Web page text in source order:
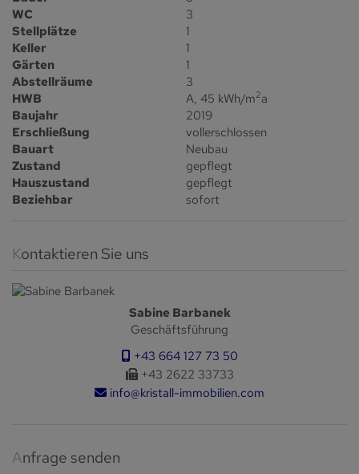
WC
3
Stellplätze
1
Keller
1
Gärten
1
Abstellräume
3
HWB
A, 45 kWh/m2a
Baujahr
2019
Erschließung
vollerschlossen
Bauart
Neubau
Zustand
gepflegt
Hauszustand
gepflegt
Beziehbar
sofort
Kontaktieren Sie uns
Sabine Barbanek
Geschäftsführung
+43 664 127 73 50
+43 2622 33733
info@kristall-immobilien.com
Anfrage senden